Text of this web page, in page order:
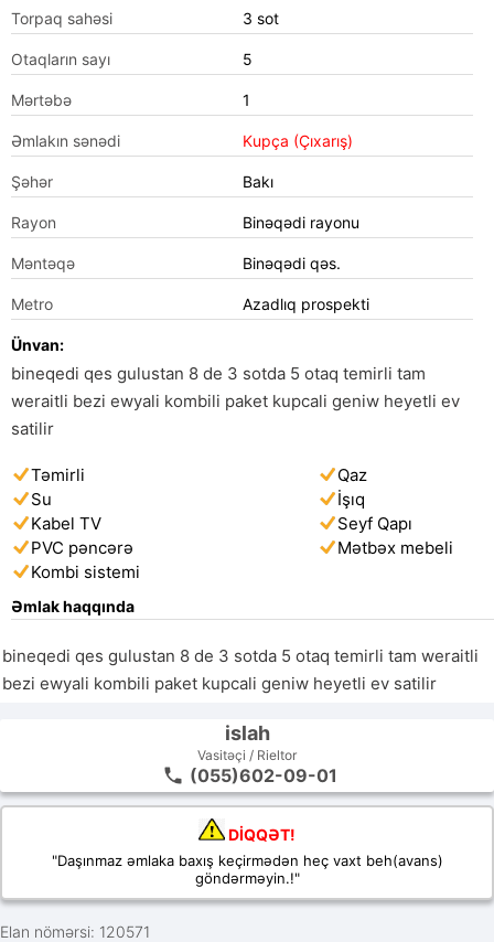
Torpaq sahəsi 3 sot
Otaqların sayı 5
Mərtəbə 1
Əmlakın sənədi Kupça (Çıxarış)
Şəhər Bakı
Rayon Binəqədi rayonu
Məntəqə Binəqədi qəs.
Metro Azadlıq prospekti
Ünvan:
bineqedi qes gulustan 8 de 3 sotda 5 otaq temirli tam
weraitli bezi ewyali kombili paket kupcali geniw heyetli ev
satilir
Təmirli
Qaz
Su
İşıq
Kabel TV
Seyf Qapı
PVC pəncərə
Mətbəx mebeli
Kombi sistemi
Əmlak haqqında
bineqedi qes gulustan 8 de 3 sotda 5 otaq temirli tam weraitli
bezi ewyali kombili paket kupcali geniw heyetli ev satilir
islah
Vasitəçi / Rieltor
(055)602-09-01
DİQQƏT!
"Daşınmaz əmlaka baxış keçirmədən heç vaxt beh(avans)
göndərməyin.!"
Elan nömərsi: 120571